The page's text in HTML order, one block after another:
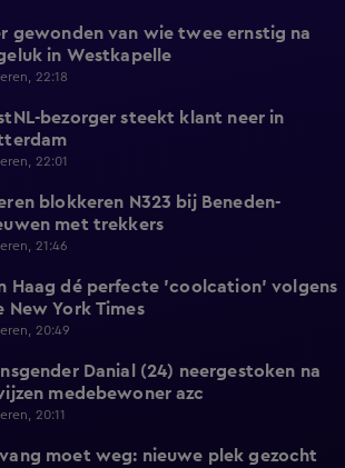
gewonden van wie twee ernstig na
in Westkapelle
22:18
bezorger steekt klant neer in
22:01
blokkeren N323 bij Beneden-
met trekkers
21:46
Haag dé perfecte 'coolcation' volgens
New York Times
20:49
Danial (24) neergestoken na
medebewoner azc
20:11
moet weg: nieuwe plek gezocht